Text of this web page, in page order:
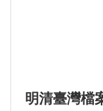
明清臺灣檔